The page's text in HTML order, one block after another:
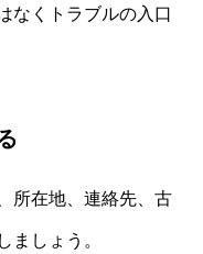
なくトラブルの入口
所在地、連絡先、古
ましょう。